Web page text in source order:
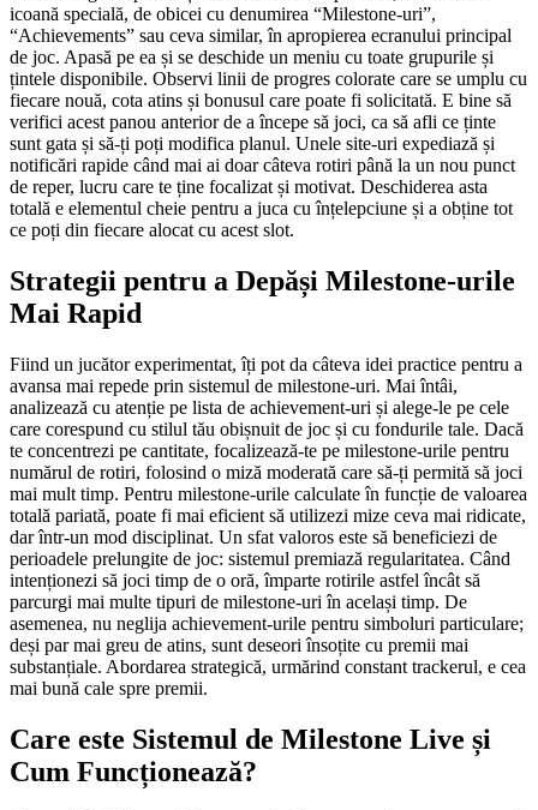
icoană specială, de obicei cu denumirea “Milestone-uri”,
“Achievements” sau ceva similar, în apropierea ecranului principal
de joc. Apasă pe ea și se deschide un meniu cu toate grupurile și
țintele disponibile. Observi linii de progres colorate care se umplu cu
fiecare nouă, cota atins și bonusul care poate fi solicitată. E bine să
verifici acest panou anterior de a începe să joci, ca să afli ce ținte
sunt gata și să-ți poți modifica planul. Unele site-uri expediază și
notificări rapide când mai ai doar câteva rotiri până la un nou punct
de reper, lucru care te ține focalizat și motivat. Deschiderea asta
totală e elementul cheie pentru a juca cu înțelepciune și a obține tot
ce poți din fiecare alocat cu acest slot.
Strategii pentru a Depăși Milestone-urile
Mai Rapid
Fiind un jucător experimentat, îți pot da câteva idei practice pentru a
avansa mai repede prin sistemul de milestone-uri. Mai întâi,
analizează cu atenție pe lista de achievement-uri și alege-le pe cele
care corespund cu stilul tău obișnuit de joc și cu fondurile tale. Dacă
te concentrezi pe cantitate, focalizează-te pe milestone-urile pentru
numărul de rotiri, folosind o miză moderată care să-ți permită să joci
mai mult timp. Pentru milestone-urile calculate în funcție de valoarea
totală pariată, poate fi mai eficient să utilizezi mize ceva mai ridicate,
dar într-un mod disciplinat. Un sfat valoros este să beneficiezi de
perioadele prelungite de joc: sistemul premiază regularitatea. Când
intenționezi să joci timp de o oră, împarte rotirile astfel încât să
parcurgi mai multe tipuri de milestone-uri în același timp. De
asemenea, nu neglija achievement-urile pentru simboluri particulare;
deși par mai greu de atins, sunt deseori însoțite cu premii mai
substanțiale. Abordarea strategică, urmărind constant trackerul, e cea
mai bună cale spre premii.
Care este Sistemul de Milestone Live și
Cum Funcționează?